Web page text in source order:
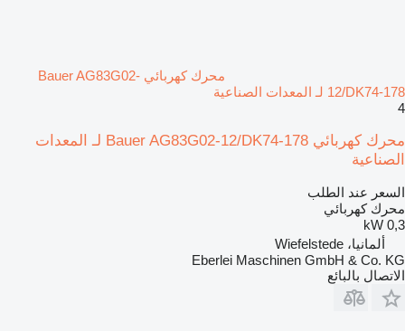
محرك كهربائي Bauer AG83G02-
12/DK74-178 لـ المعدات الصناعية
4
محرك كهربائي Bauer AG83G02-12/DK74-178 لـ المعدات
الصناعية
السعر عند الطلب
محرك كهربائي
0,3 kW
ألمانيا، Wiefelstede
Eberlei Maschinen GmbH & Co. KG
الاتصال بالبائع